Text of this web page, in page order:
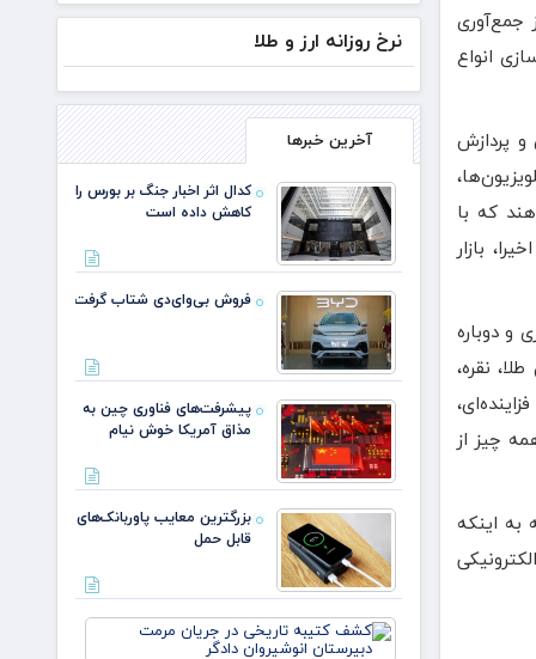
جمع‌آوری
انواع
و پردازش
که با
بازار
و دوباره
نقره،
چیز از
به اینکه
نرخ روزانه ارز و طلا
آخرین خبرها
کدال اثر اخبار جنگ بر بورس را
کاهش داده است
فروش بی‌وای‌دی شتاب گرفت
پیشرفت‌های فناوری چین به
مذاق آمریکا خوش نیام
بزرگترین معایب پاوربانک‌های
قابل حمل